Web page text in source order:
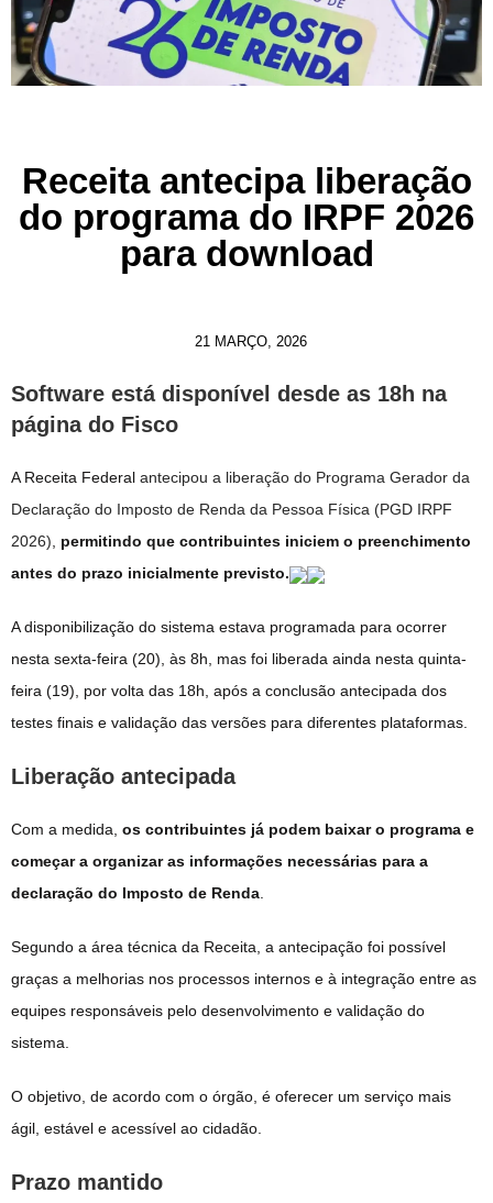
Receita antecipa liberação
do programa do IRPF 2026
para download
21 MARÇO, 2026
Software está disponível desde as 18h na
página do Fisco
A Receita Federal antecipou a liberação do Programa Gerador da
Declaração do Imposto de Renda da Pessoa Física (PGD IRPF
2026), permitindo que contribuintes iniciem o preenchimento
antes do prazo inicialmente previsto.
A disponibilização do sistema estava programada para ocorrer
nesta sexta-feira (20), às 8h, mas foi liberada ainda nesta quinta-
feira (19), por volta das 18h, após a conclusão antecipada dos
testes finais e validação das versões para diferentes plataformas.
Liberação antecipada
Com a medida, os contribuintes já podem baixar o programa e
começar a organizar as informações necessárias para a
declaração do Imposto de Renda.
Segundo a área técnica da Receita, a antecipação foi possível
graças a melhorias nos processos internos e à integração entre as
equipes responsáveis pelo desenvolvimento e validação do
sistema.
O objetivo, de acordo com o órgão, é oferecer um serviço mais
ágil, estável e acessível ao cidadão.
Prazo mantido